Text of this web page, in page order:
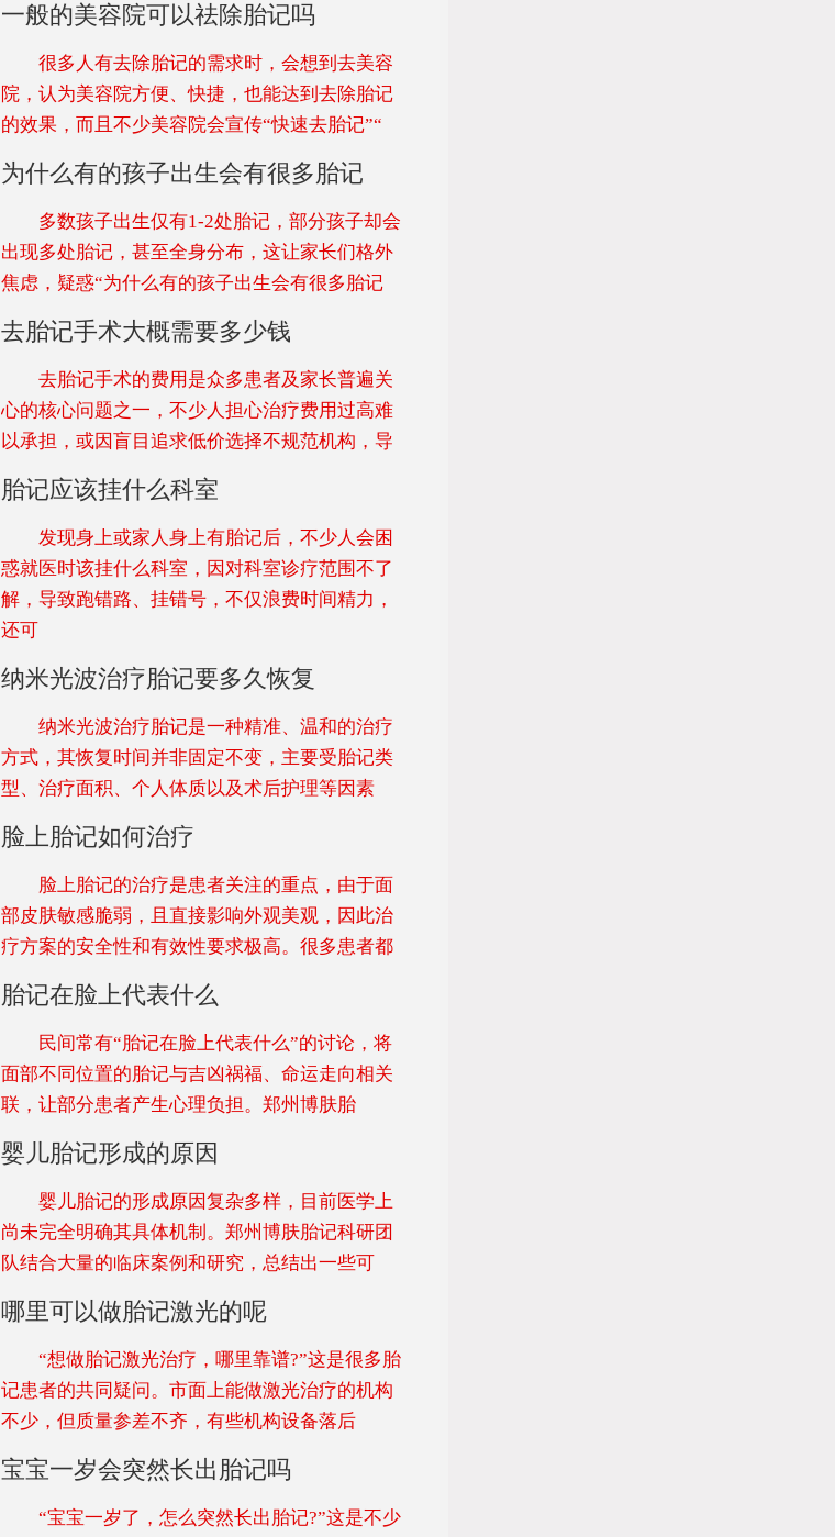
一般的美容院可以祛除胎记吗
很多人有去除胎记的需求时，会想到去美容
院，认为美容院方便、快捷，也能达到去除胎记
的效果，而且不少美容院会宣传“快速去胎记”“
为什么有的孩子出生会有很多胎记
多数孩子出生仅有1-2处胎记，部分孩子却会
出现多处胎记，甚至全身分布，这让家长们格外
焦虑，疑惑“为什么有的孩子出生会有很多胎记
去胎记手术大概需要多少钱
去胎记手术的费用是众多患者及家长普遍关
心的核心问题之一，不少人担心治疗费用过高难
以承担，或因盲目追求低价选择不规范机构，导
胎记应该挂什么科室
发现身上或家人身上有胎记后，不少人会困
惑就医时该挂什么科室，因对科室诊疗范围不了
解，导致跑错路、挂错号，不仅浪费时间精力，
还可
纳米光波治疗胎记要多久恢复
纳米光波治疗胎记是一种精准、温和的治疗
方式，其恢复时间并非固定不变，主要受胎记类
型、治疗面积、个人体质以及术后护理等因素
脸上胎记如何治疗
脸上胎记的治疗是患者关注的重点，由于面
部皮肤敏感脆弱，且直接影响外观美观，因此治
疗方案的安全性和有效性要求极高。很多患者都
胎记在脸上代表什么
民间常有“胎记在脸上代表什么”的讨论，将
面部不同位置的胎记与吉凶祸福、命运走向相关
联，让部分患者产生心理负担。郑州博肤胎
婴儿胎记形成的原因
婴儿胎记的形成原因复杂多样，目前医学上
尚未完全明确其具体机制。郑州博肤胎记科研团
队结合大量的临床案例和研究，总结出一些可
哪里可以做胎记激光的呢
“想做胎记激光治疗，哪里靠谱?”这是很多胎
记患者的共同疑问。市面上能做激光治疗的机构
不少，但质量参差不齐，有些机构设备落后
宝宝一岁会突然长出胎记吗
“宝宝一岁了，怎么突然长出胎记?”这是不少